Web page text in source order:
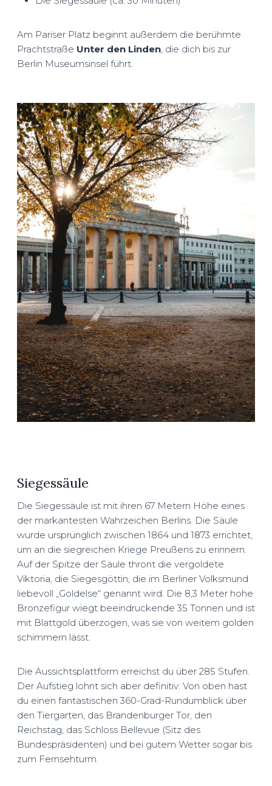
Am Pariser Platz beginnt außerdem die berühmte
Prachtstraße Unter den Linden, die dich bis zur
Berlin Museumsinsel führt.
Siegessäule
Die Siegessäule ist mit ihren 67 Metern Höhe eines
der markantesten Wahrzeichen Berlins. Die Säule
wurde ursprünglich zwischen 1864 und 1873 errichtet,
um an die siegreichen Kriege Preußens zu erinnern.
Auf der Spitze der Säule thront die vergoldete
Viktoria, die Siegesgöttin, die im Berliner Volksmund
liebevoll „Goldelse“ genannt wird. Die 8,3 Meter hohe
Bronzefigur wiegt beeindruckende 35 Tonnen und ist
mit Blattgold überzogen, was sie von weitem golden
schimmern lässt.
Die Aussichtsplattform erreichst du über 285 Stufen.
Der Aufstieg lohnt sich aber definitiv: Von oben hast
du einen fantastischen 360-Grad-Rundumblick über
den Tiergarten, das Brandenburger Tor, den
Reichstag, das Schloss Bellevue (Sitz des
Bundespräsidenten) und bei gutem Wetter sogar bis
zum Fernsehturm.